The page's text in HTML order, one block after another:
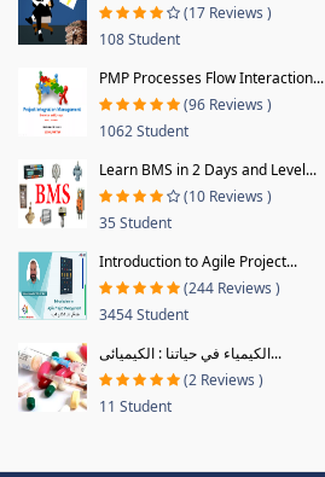
(17 Reviews )
108 Student
PMP Processes Flow Interaction...
(96 Reviews )
1062 Student
Learn BMS in 2 Days and Level...
(10 Reviews )
35 Student
Introduction to Agile Project...
(244 Reviews )
3454 Student
الكيمياء في حياتنا : الكيميائى...
(2 Reviews )
11 Student